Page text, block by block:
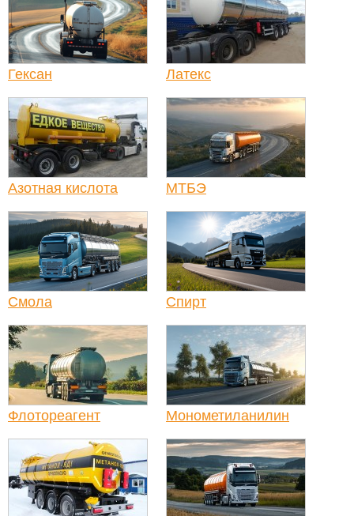
Гексан Латекс
Азотная кислота МТБЭ
Смола Спирт
Флотореагент Монометиланилин